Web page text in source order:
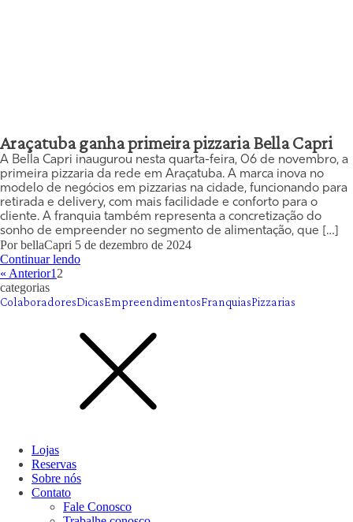
Araçatuba ganha primeira pizzaria Bella Capri
A Bella Capri inaugurou nesta quarta-feira, 06 de novembro, a
primeira pizzaria da rede em Araçatuba. A marca inova no
modelo de negócios em pizzarias na cidade, funcionando para
retirada e delivery, com mais facilidade e conforto para o
cliente. A franquia também representa a concretização do
sonho de empreender no segmento de alimentação, que […]
PorbellaCapri 5 de dezembro de 2024
Continuar lendo
« Anterior1 2
categorias
ColaboradoresDicasEmpreendimentosFranquiasPizzarias
Lojas
Reservas
Sobre nós
Contato
Fale Conosco